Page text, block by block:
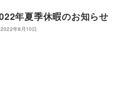
年夏季休暇のお知らせ
2022年8月10日